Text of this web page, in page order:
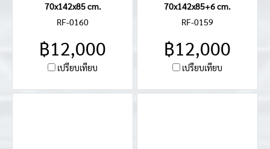
70x142x85 cm.
RF-0160
฿12,000
เปรียบเทียบ
70x142x85+6 cm.
RF-0159
฿12,000
เปรียบเทียบ